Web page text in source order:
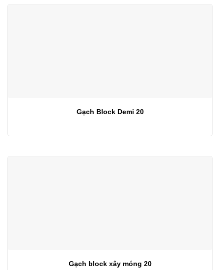
Gạch Block Demi 20
Gạch block xây móng 20